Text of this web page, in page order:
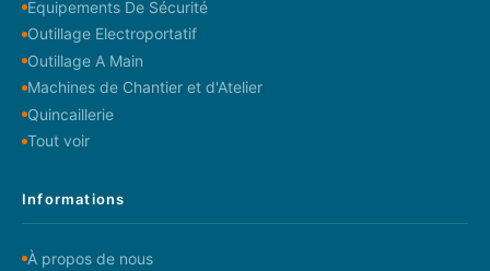
Equipements De Sécurité
Outillage Electroportatif
Outillage A Main
Machines de Chantier et d'Atelier
Quincaillerie
Tout voir
Informations
À propos de nous